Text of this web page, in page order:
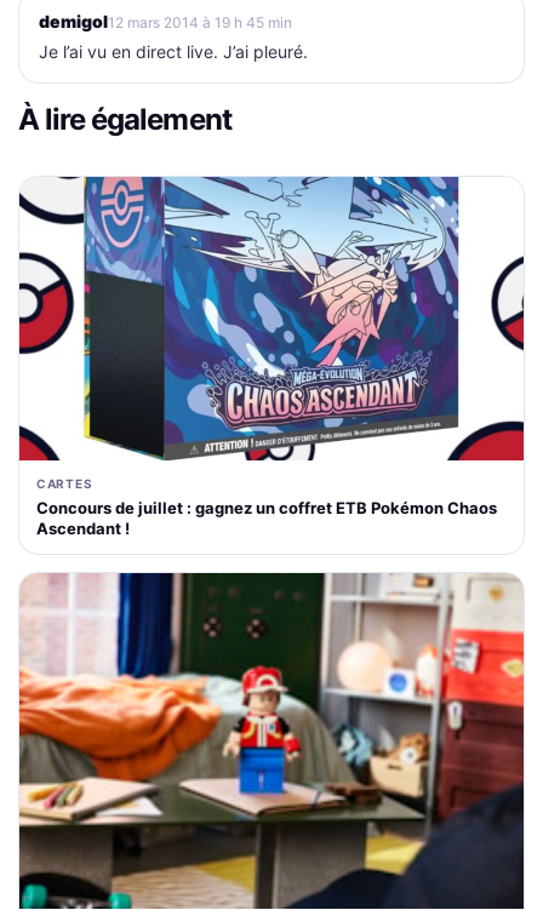
demigol12 mars 2014 à 19 h 45 min
Je l’ai vu en direct live. J’ai pleuré.
À lire également
CARTES
Concours de juillet : gagnez un coffret ETB Pokémon Chaos
Ascendant !